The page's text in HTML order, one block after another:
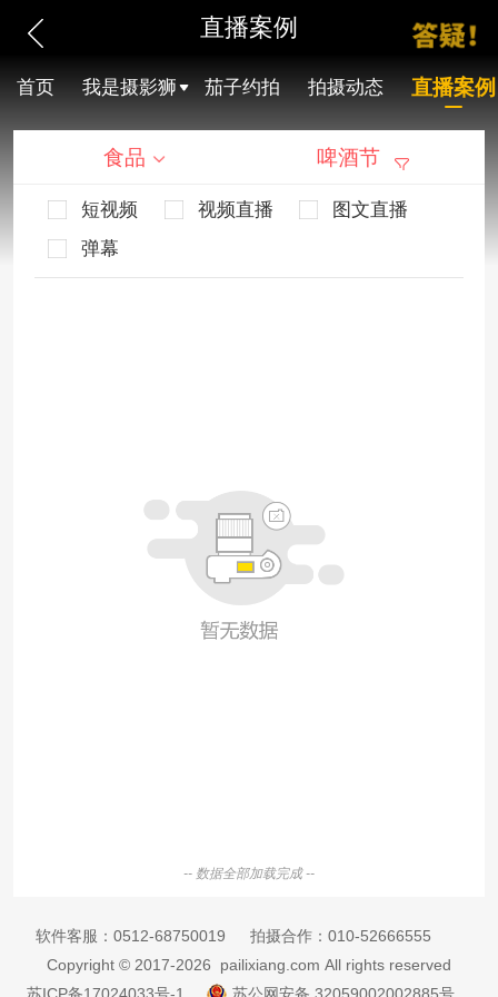
直播案例
首页 我是摄影狮 茄子约拍 拍摄动态 直播案例
食品 啤酒节
短视频 视频直播
图文直播
弹幕
-- 数据全部加载完成 --
软件客服： 0512-68750019 拍摄合作： 010-52666555
Copyright © 2017-2026 pailixiang.com All rights reserved
苏ICP备17024033号-1
苏公网安备 32059002002885号